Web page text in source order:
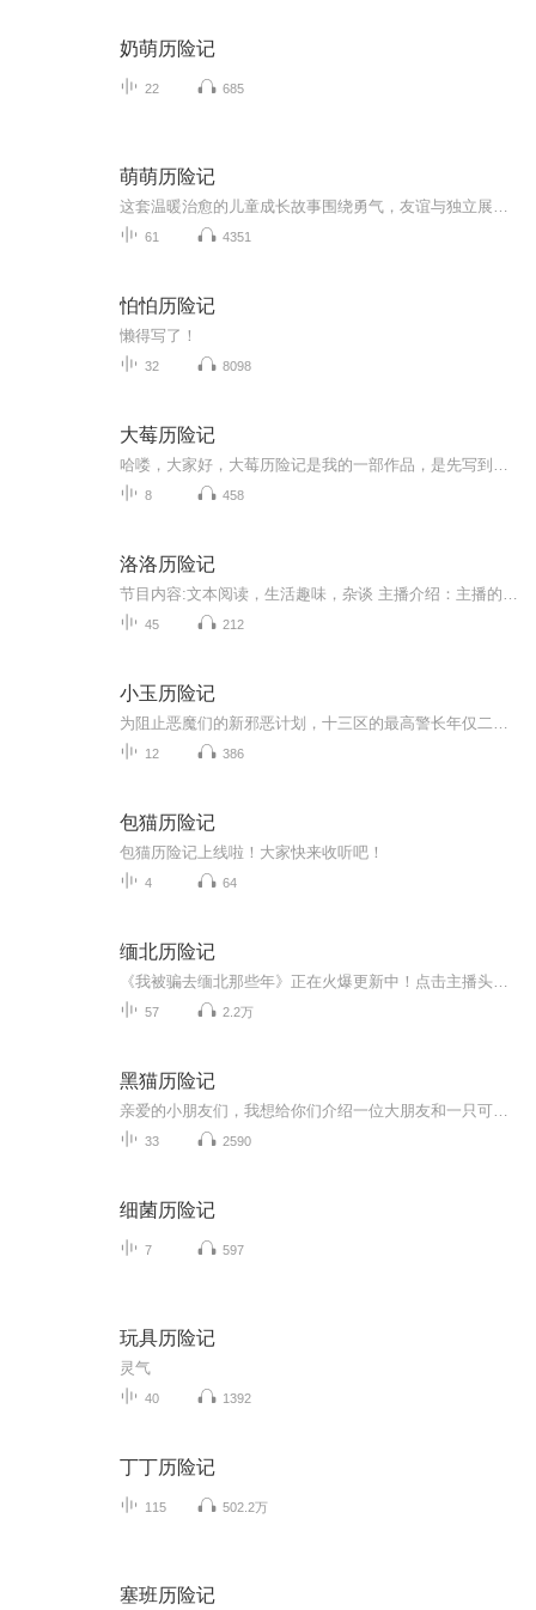
奶萌历险记
22 685
萌萌历险记
61 4351
怕怕历险记
懒得写了！
32 8098
大莓历险记
8 458
洛洛历险记
45 212
小玉历险记
12 386
包猫历险记
包猫历险记上线啦！大家快来收听吧！
4 64
缅北历险记
57 2.2万
黑猫历险记
33 2590
细菌历险记
7 597
玩具历险记
灵气
40 1392
丁丁历险记
115 502.2万
塞班历险记